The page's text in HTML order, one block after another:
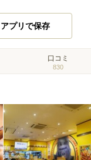
アプリで保存
口コミ
830